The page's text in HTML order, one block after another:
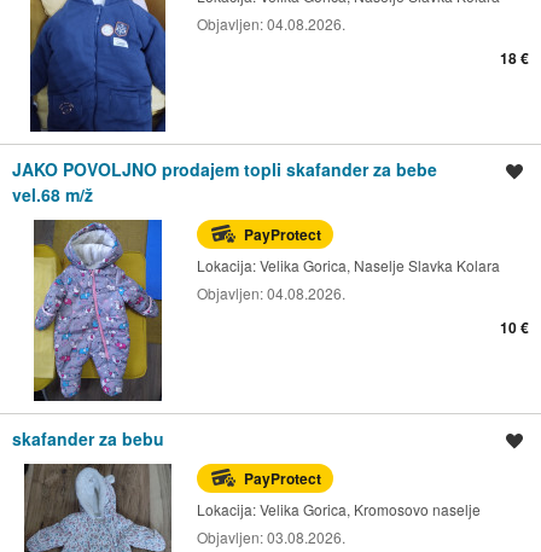
Objavljen:04.08.2026.
18 €
JAKO POVOLJNO prodajem topli skafander za bebe
vel.68 m/ž
PayProtect
Lokacija:Velika Gorica, Naselje Slavka Kolara
Objavljen:04.08.2026.
10 €
skafander za bebu
PayProtect
Lokacija:Velika Gorica, Kromosovo naselje
Objavljen:03.08.2026.